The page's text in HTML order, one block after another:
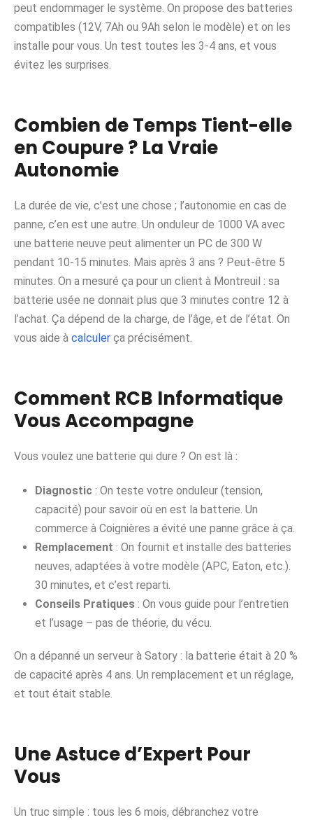
peut endommager le système. On propose des batteries
compatibles (12V, 7Ah ou 9Ah selon le modèle) et on les
installe pour vous. Un test toutes les 3-4 ans, et vous
évitez les surprises.
Combien de Temps Tient-elle
en Coupure ? La Vraie
Autonomie
La durée de vie, c’est une chose ; l’autonomie en cas de
panne, c’en est une autre. Un onduleur de 1000 VA avec
une batterie neuve peut alimenter un PC de 300 W
pendant 10-15 minutes. Mais après 3 ans ? Peut-être 5
minutes. On a mesuré ça pour un client à Montreuil : sa
batterie usée ne donnait plus que 3 minutes contre 12 à
l’achat. Ça dépend de la charge, de l’âge, et de l’état. On
vous aide à calculer ça précisément.
Comment RCB Informatique
Vous Accompagne
Vous voulez une batterie qui dure ? On est là :
Diagnostic : On teste votre onduleur (tension,
capacité) pour savoir où en est la batterie. Un
commerce à Coignières a évité une panne grâce à ça.
Remplacement : On fournit et installe des batteries
neuves, adaptées à votre modèle (APC, Eaton, etc.).
30 minutes, et c’est reparti.
Conseils Pratiques : On vous guide pour l’entretien
et l’usage – pas de théorie, du vécu.
On a dépanné un serveur à Satory : la batterie était à 20 %
de capacité après 4 ans. Un remplacement et un réglage,
et tout était stable.
Une Astuce d’Expert Pour
Vous
Un truc simple : tous les 6 mois, débranchez votre